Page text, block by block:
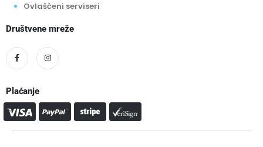
Ovlašćeni serviseri
Društvene mreže
Plaćanje